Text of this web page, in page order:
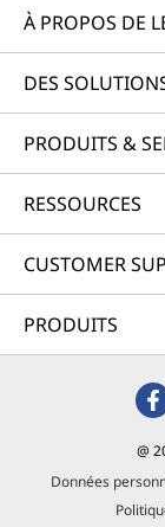
À PROPOS DE
DES
PRODUITS &
RESSOURCES
CUSTOMER
PRODUITS
@
Données